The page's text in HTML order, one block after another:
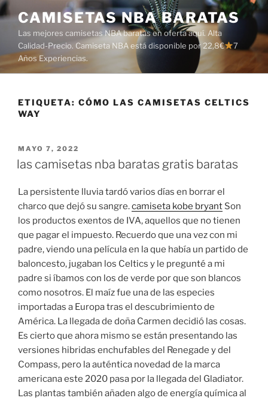
Saltar
al
contenido
CAMISETAS NBA BARATAS
Las mejores camisetas NBA baratas en oferta aquí. Alta
Calidad-Precio. Camiseta NBA está disponible por 22,8€
7
Años Experiencias.
ETIQUETA: CÓMO LAS CAMISETAS CELTICS
WAY
PUBLICADO
EL
MAYO 7, 2022
las camisetas nba baratas gratis baratas
La persistente lluvia tardó varios días en borrar el
charco que dejó su sangre.camiseta kobe bryant Son
los productos exentos de IVA, aquellos que no tienen
que pagar el impuesto. Recuerdo que una vez con mi
padre, viendo una película en la que había un partido de
baloncesto, jugaban los Celtics y le pregunté a mi
padre si íbamos con los de verde por que son blancos
como nosotros. El maíz fue una de las especies
importadas a Europa tras el descubrimiento de
América. La llegada de doña Carmen decidió las cosas.
Es cierto que ahora mismo se están presentando las
versiones hibridas enchufables del Renegade y del
Compass, pero la auténtica novedad de la marca
americana este 2020 pasa por la llegada del Gladiator.
Las plantas también añaden algo de energía química al